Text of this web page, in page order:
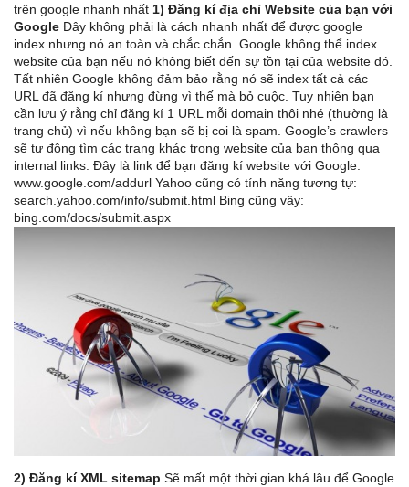
trên google nhanh nhất 1) Đăng kí địa chỉ Website của bạn với
Google Đây không phải là cách nhanh nhất để được google
index nhưng nó an toàn và chắc chắn. Google không thể index
website của bạn nếu nó không biết đến sự tồn tại của website đó.
Tất nhiên Google không đảm bảo rằng nó sẽ index tất cả các
URL đã đăng kí nhưng đừng vì thế mà bỏ cuộc. Tuy nhiên bạn
cần lưu ý rằng chỉ đăng kí 1 URL mỗi domain thôi nhé (thường là
trang chủ) vì nếu không bạn sẽ bị coi là spam. Google’s crawlers
sẽ tự động tìm các trang khác trong website của bạn thông qua
internal links. Đây là link để bạn đăng kí website với Google:
www.google.com/addurl Yahoo cũng có tính năng tương tự:
search.yahoo.com/info/submit.html Bing cũng vậy:
bing.com/docs/submit.aspx
2) Đăng kí XML sitemap Sẽ mất một thời gian khá lâu để Google